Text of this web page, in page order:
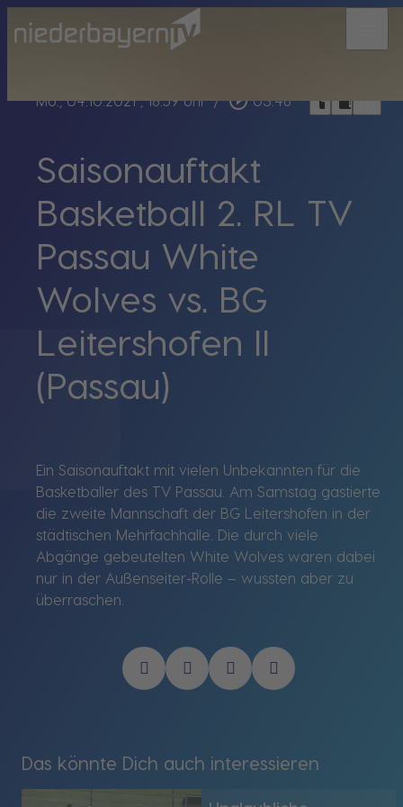
Mo., 04.10.2021, 18:59 Uhr / play_circle_outline 03:46 headphoneschrome_reader_modebookmark_border
Saisonauftakt
Basketball 2. RL TV
Passau White
Wolves vs. BG
Leitershofen II
(Passau)
Ein Saisonauftakt mit vielen Unbekannten für die
Basketballer des TV Passau. Am Samstag gastierte
die zweite Mannschaft der BG Leitershofen in der
städtischen Mehrfachhalle. Die durch viele
Abgänge gebeutelten White Wolves waren dabei
nur in der Außenseiter-Rolle – wussten aber zu
überraschen.
Das könnte Dich auch interessieren